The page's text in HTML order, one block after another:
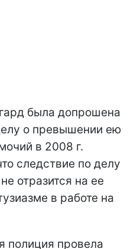
была допрошена
о превышении ею
в 2008 г.
следствие по делу
отразится на ее
в работе на
полиция провела